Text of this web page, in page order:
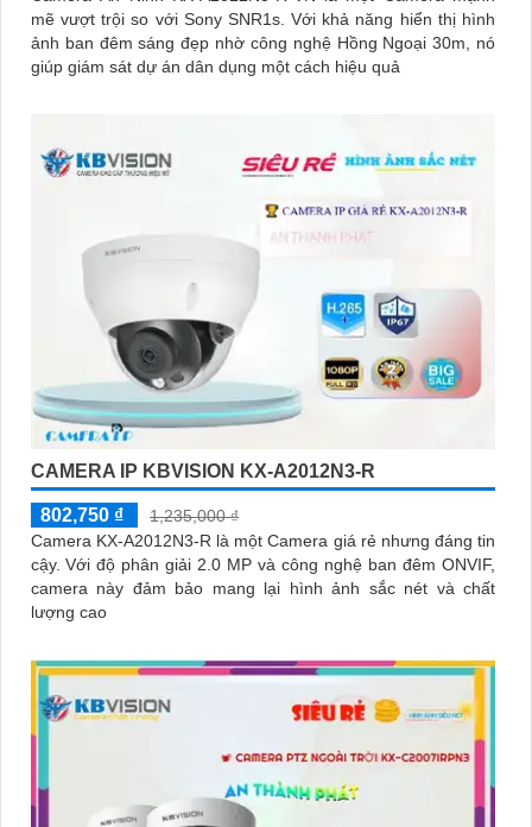
mẽ vượt trội so với Sony SNR1s. Với khả năng hiển thị hình
ảnh ban đêm sáng đẹp nhờ công nghệ Hồng Ngoại 30m, nó
giúp giám sát dự án dân dụng một cách hiệu quả
CAMERA IP KBVISION KX-A2012N3-R
802,750 ₫
1,235,000 ₫
Camera KX-A2012N3-R là một Camera giá rẻ nhưng đáng tin
cậy. Với độ phân giải 2.0 MP và công nghệ ban đêm ONVIF,
camera này đảm bảo mang lại hình ảnh sắc nét và chất
lượng cao